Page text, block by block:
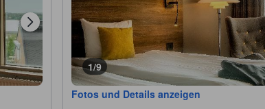
1/9
Fotos und Details anzeigen